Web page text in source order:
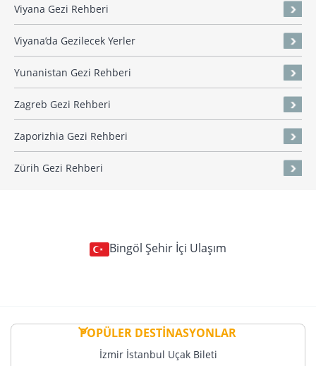
Viyana Gezi Rehberi
Viyana’da Gezilecek Yerler
Yunanistan Gezi Rehberi
Zagreb Gezi Rehberi
Zaporizhia Gezi Rehberi
Zürih Gezi Rehberi
Bingöl Şehir İçi Ulaşım
POPÜLER DESTİNASYONLAR
İzmir İstanbul Uçak Bileti